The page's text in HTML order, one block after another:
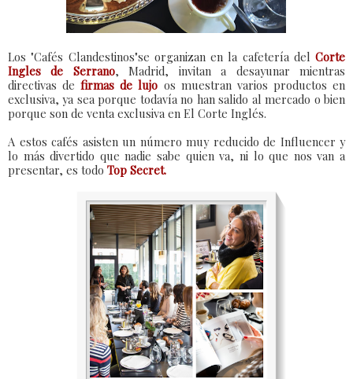
Los "Cafés Clandestinos"se organizan en la cafetería del Corte
Ingles de Serrano, Madrid, invitan a desayunar mientras
directivas defirmas de lujo os muestran varios productos en
exclusiva, ya sea porque todavía no han salido al mercado o bien
porque son de venta exclusiva en El Corte Inglés.
A estos cafés asisten un número muy reducido de Influencer y
lo más divertido que nadie sabe quien va, ni lo que nos van a
presentar, es todo Top Secret.